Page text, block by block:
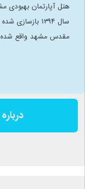
سال ۱۳۹۴
مقدس مشهد واقع
درباره هتل